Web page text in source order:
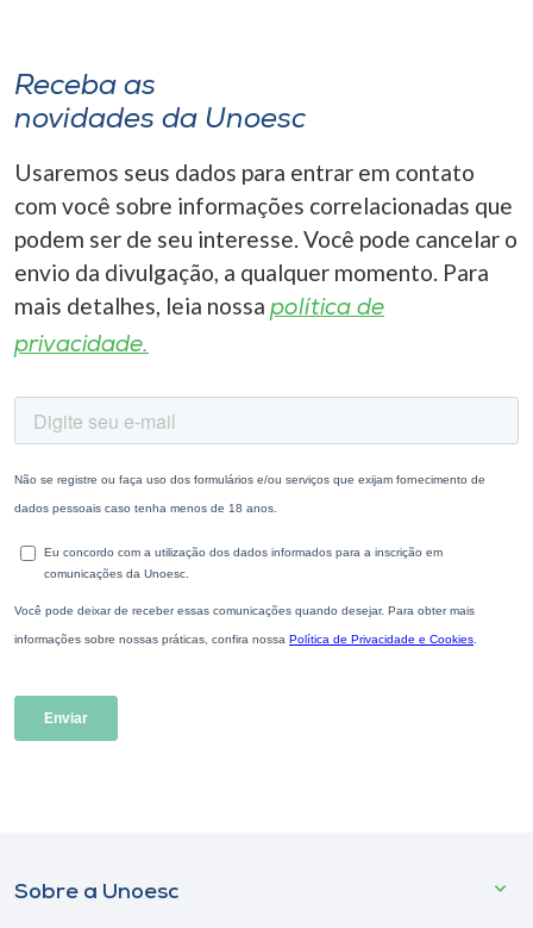
Receba as
novidades da Unoesc
Usaremos seus dados para entrar em contato
com você sobre informações correlacionadas que
podem ser de seu interesse. Você pode cancelar o
envio da divulgação, a qualquer momento. Para
mais detalhes, leia nossa política de
privacidade.
Sobre a Unoesc